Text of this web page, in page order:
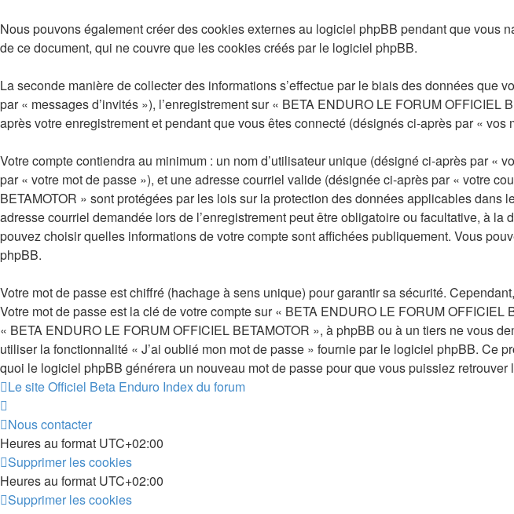
Nous pouvons également créer des cookies externes au logiciel phpBB pendant que vous
de ce document, qui ne couvre que les cookies créés par le logiciel phpBB.
La seconde manière de collecter des informations s’effectue par le biais des données que
par « messages d’invités »), l’enregistrement sur « BETA ENDURO LE FORUM
après votre enregistrement et pendant que vous êtes connecté (désignés ci-après par « vos
Votre compte contiendra au minimum : un nom d’utilisateur unique (désigné ci-après par «
par « votre mot de passe »), et une adresse courriel valide (désignée ci-après par « votre
BETAMOTOR » sont protégées par les lois sur la protection des données applicables
adresse courriel demandée lors de l’enregistrement peut être obligatoire ou facultative, à
pouvez choisir quelles informations de votre compte sont affichées publiquement. Vous
phpBB.
Votre mot de passe est chiffré (hachage à sens unique) pour garantir sa sécurité.
Votre mot de passe est la clé de votre compte sur « BETA ENDURO LE FORUM
« BETA ENDURO LE FORUM OFFICIEL BETAMOTOR », à phpBB ou à un tiers ne vous
utiliser la fonctionnalité « J’ai oublié mon mot de passe » fournie par le logiciel phpBB. Ce
quoi le logiciel phpBB générera un nouveau mot de passe pour que vous puissiez retrouver
Le site Officiel Beta Enduro Index du forum
Nous contacter
Heures au format UTC+02:00
Supprimer les cookies
Heures au format UTC+02:00
Supprimer les cookies